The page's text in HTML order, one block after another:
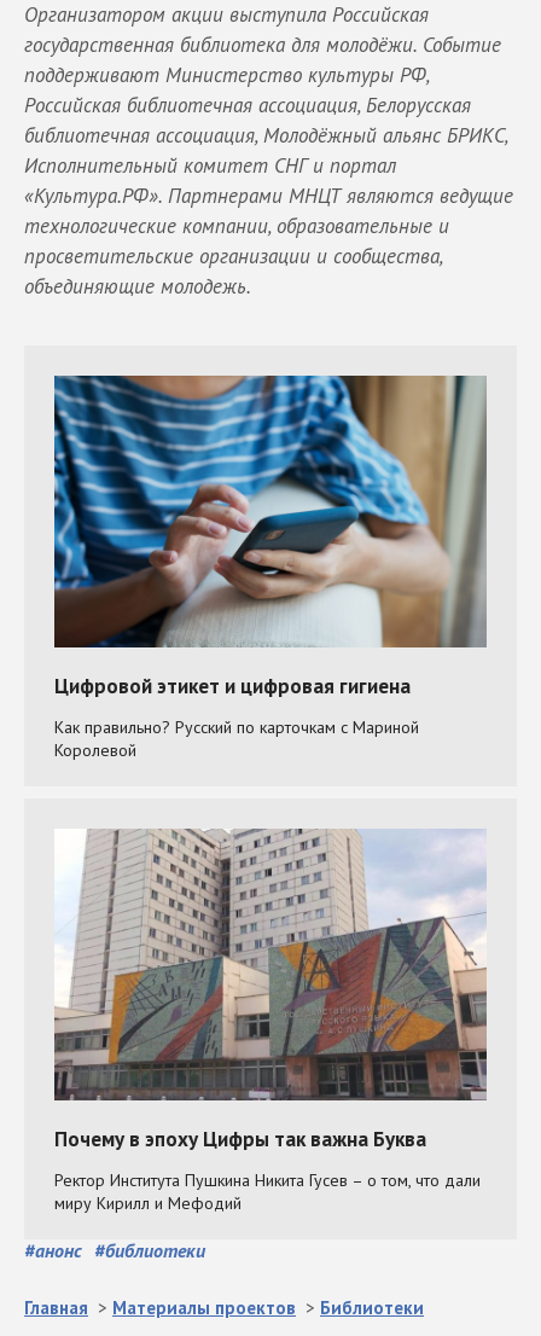
Организатором акции выступила Российская
государственная библиотека для молодёжи. Событие
поддерживают Министерство культуры РФ,
Российская библиотечная ассоциация, Белорусская
библиотечная ассоциация, Молодёжный альянс БРИКС,
Исполнительный комитет СНГ и портал
«Культура.РФ». Партнерами МНЦТ являются ведущие
технологические компании, образовательные и
просветительские организации и сообщества,
объединяющие молодежь.
#анонс #библиотеки
Главная > Материалы проектов > Библиотеки